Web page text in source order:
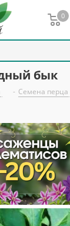
0
бык
- Семена перца